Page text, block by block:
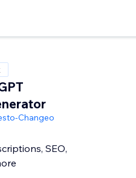
Changeo
SEO,